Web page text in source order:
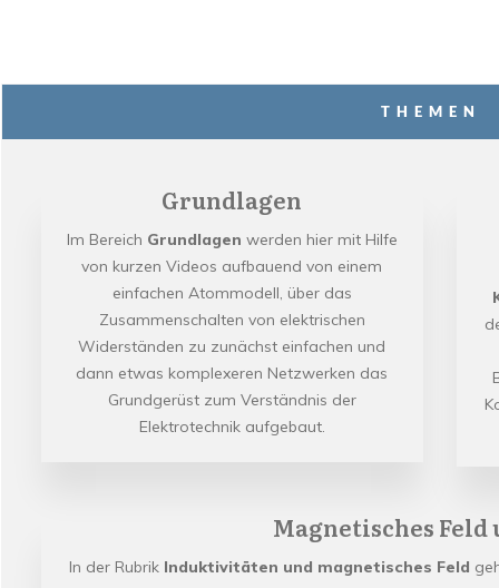
THEMEN
Grundlagen
Im Bereich Grundlagen werden hier mit Hilfe
von kurzen Videos aufbauend von einem
einfachen Atommodell, über das
Zusammenschalten von elektrischen
Widerständen zu zunächst einfachen und
dann etwas komplexeren Netzwerken das
Grundgerüst zum Verständnis der
Elektrotechnik aufgebaut.
Magnetisches Feld
In der Rubrik Induktivitäten und magnetisches Feld